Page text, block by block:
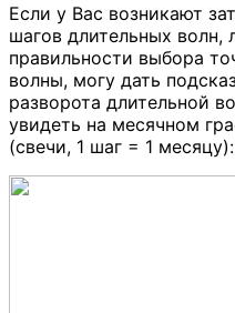
Если у Вас возникают
шагов длительных волн,
правильности выбора
волны, могу дать
разворота длительной
увидеть на месячном
(свечи, 1 шаг = 1 месяцу):